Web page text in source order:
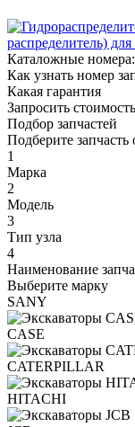
Каталожные номера:
Как узнать номер
Какая гарантия
Запросить стоимость
Подбор запчастей
Подберите запчасть
1
Марка
2
Модель
3
Тип узла
4
Наименование
Выберите марку
SANY
CASE
CATERPILLAR
HITACHI